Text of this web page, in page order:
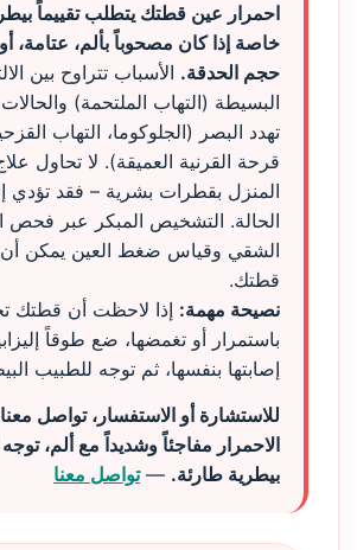
احمرار عين قطتك يتطلب تقييماً
خاصة إذا كان مصحوباً بألم، عتامة،
حجم الحدقة. الأسباب تتراوح بين
البسيطة (التهاب الملتحمة)
تهدد البصر (الجلوكوما، التهاب
قرحة القرنية العميقة). لا تحاول
المنزل بقطرات بشرية – فقد تؤدي
الحالة. التشخيص المبكر عبر فحص
الشقي وقياس ضغط العين يمكن أن
قطتك.
نصيحة مهمة: إذا لاحظت أن قطتك
باستمرار أو تغمضها، ضع طوقاً
إصابتها بنفسها، ثم توجه للطبيب
للاستشارة أو الاستفسار، تواصل
الاحمرار مفاجئاً وشديداً مع ألم،
بيطرية طارئة. —تواصل معنا